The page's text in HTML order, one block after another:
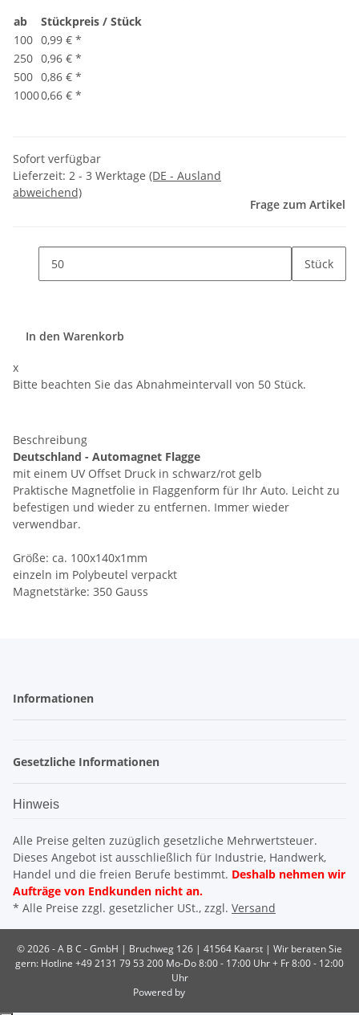
ab
Stückpreis / Stück
100 0,99 € *
250 0,96 € *
500 0,86 € *
10000,66 € *
Sofort verfügbar
Lieferzeit: 2 - 3 Werktage (DE - Ausland
abweichend)
Frage zum Artikel
Stück
In den Warenkorb
x
Bitte beachten Sie das Abnahmeintervall von 50 Stück.
Beschreibung
Deutschland - Automagnet Flagge
mit einem UV Offset Druck in schwarz/rot gelb
Praktische Magnetfolie in Flaggenform für Ihr Auto. Leicht zu
befestigen und wieder zu entfernen. Immer wieder
verwendbar.
Größe: ca. 100x140x1mm
einzeln im Polybeutel verpackt
Magnetstärke: 350 Gauss
Informationen
Gesetzliche Informationen
Hinweis
Alle Preise gelten zuzüglich gesetzliche Mehrwertsteuer.
Dieses Angebot ist ausschließlich für Industrie, Handwerk,
Handel und die freien Berufe bestimmt. Deshalb nehmen wir
Aufträge von Endkunden nicht an.
* Alle Preise zzgl. gesetzlicher USt., zzgl. Versand
© 2026 - A B C - GmbH | Bruchweg 126 | 41564 Kaarst | Wir beraten Sie
gern: Hotline +49 2131 79 53 200 Mo-Do 8:00 - 17:00 Uhr + Fr 8:00 - 12:00
Uhr
Powered by